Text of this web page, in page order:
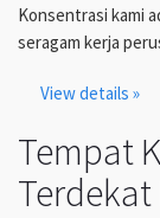
Konsentrasi kami
seragam kerja
View details »
Tempat